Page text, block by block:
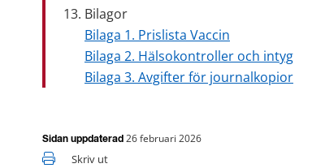
Bilagor
Bilaga 1. Prislista Vaccin
Bilaga 2. Hälsokontroller och intyg
Bilaga 3. Avgifter för journalkopior
Sidan uppdaterad 26 februari 2026
Skriv ut